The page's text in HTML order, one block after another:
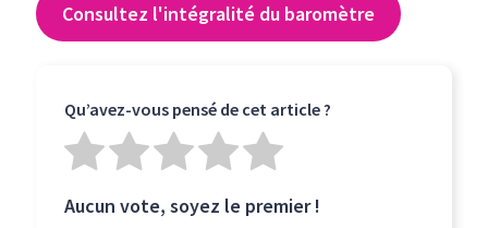
Consultez l'intégralité du baromètre
Qu’avez-vous pensé de cet article ?
Aucun vote, soyez le premier !